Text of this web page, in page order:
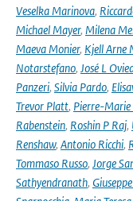
Veselka Marinova,
Michael Mayer, Milena
Maeva Monier, Kjell Arne
Notarstefano, José L
Panzeri, Silvia Pardo,
Trevor Platt, Pierre-Marie
Rabenstein, Roshin P Raj,
Renshaw, Antonio Ricchi,
Tommaso Russo, Jorge
Sathyendranath,